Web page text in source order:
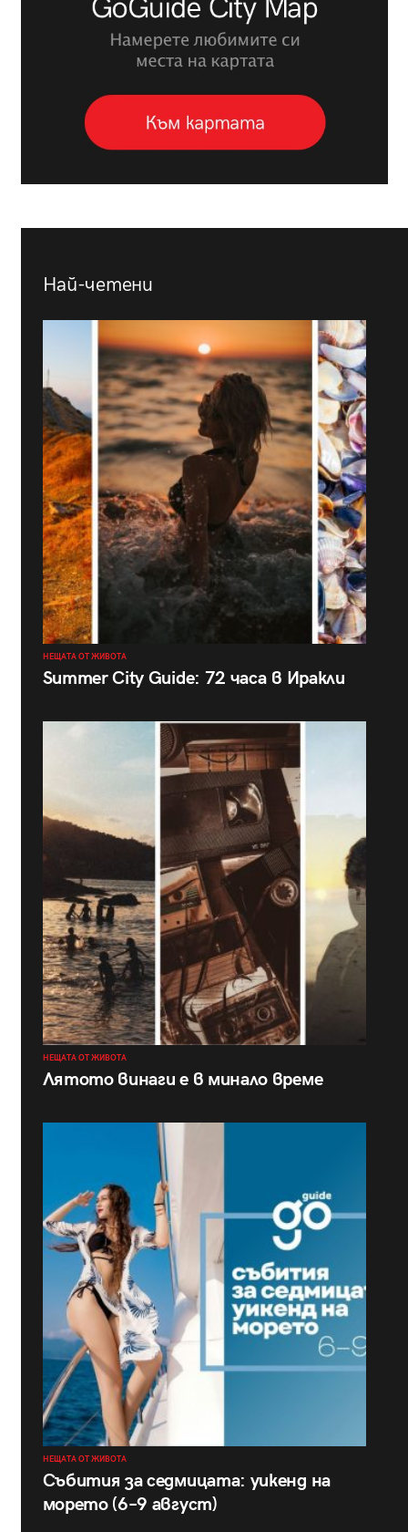
Най-четени
НЕЩАТА ОТ ЖИВОТА
Summer City Guide: 72 часа в Иракли
НЕЩАТА ОТ ЖИВОТА
Лятото винаги е в минало време
НЕЩАТА ОТ ЖИВОТА
Събития за седмицата: уикенд на
морето (6–9 август)